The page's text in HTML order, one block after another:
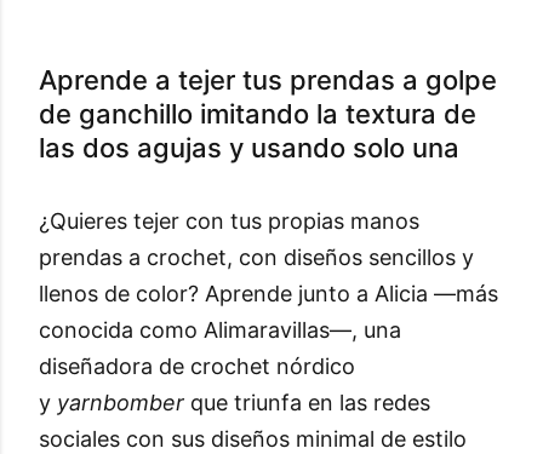
Aprende a tejer tus prendas a golpe
de ganchillo imitando la textura de
las dos agujas y usando solo una
¿Quieres tejer con tus propias manos
prendas a crochet, con diseños sencillos y
llenos de color? Aprende junto a Alicia —más
conocida como Alimaravillas—, una
diseñadora de crochet nórdico
y yarnbomber que triunfa en las redes
sociales con sus diseños minimal de estilo